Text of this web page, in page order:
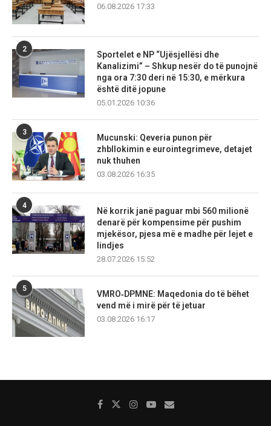
06.08.2026 17:33
2
Sportelet e NP “Ujësjellësi dhe
Kanalizimi” – Shkup nesër do të punojnë
nga ora 7:30 deri në 15:30, e mërkura
është ditë jopune
05.01.2026 10:36
3
Mucunski: Qeveria punon për
zhbllokimin e eurointegrimeve, detajet
nuk thuhen
03.08.2026 16:35
4
Në korrik janë paguar mbi 560 milionë
denarë për kompensime për pushim
mjekësor, pjesa më e madhe për lejet e
lindjes
28.07.2026 15:52
5
VMRO‑DPMNE: Maqedonia do të bëhet
vend më i mirë për të jetuar
03.08.2026 16:17